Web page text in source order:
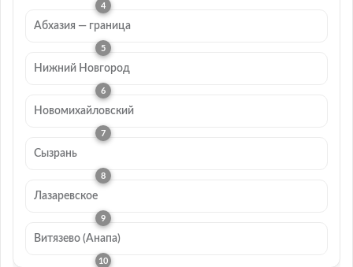
Абхазия — граница
Нижний Новгород
Новомихайловский
Сызрань
Лазаревское
Витязево (Анапа)